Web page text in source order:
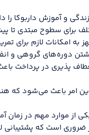
و آموزش داربوکا را
برای سطوح مبتدی تا
به امکانات لازم برای
دوره‌های گروهی و
پذیری در پرداخت
امر باعث می‌شود که
از موارد مهم در
است که پشتیبانی